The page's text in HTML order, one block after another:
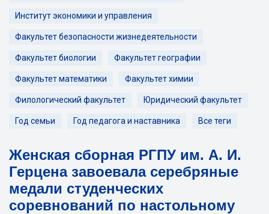
Институт экономики и управления
Факультет безопасности жизнедеятельности
Факультет биологии Факультет географии
Факультет математики Факультет химии
Филологический факультет Юридический факультет
Год семьи Год педагога и наставника Все теги
Женская сборная РГПУ им. А. И.
Герцена завоевала серебряные
медали студенческих
соревнований по настольному